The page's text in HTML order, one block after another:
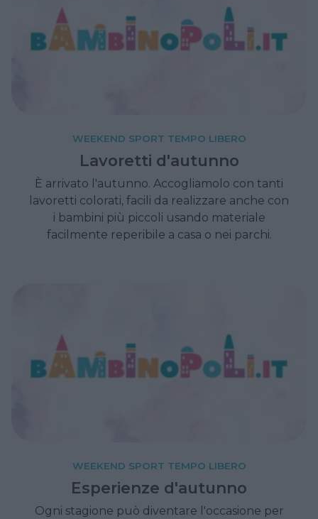
WEEKEND SPORT TEMPO LIBERO
Lavoretti d'autunno
È arrivato l'autunno. Accogliamolo con tanti
lavoretti colorati, facili da realizzare anche con
i bambini più piccoli usando materiale
facilmente reperibile a casa o nei parchi.
WEEKEND SPORT TEMPO LIBERO
Esperienze d'autunno
Ogni stagione può diventare l'occasione per